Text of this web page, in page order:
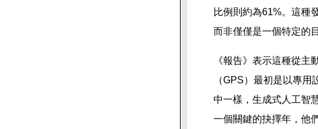
比例則約為61%。這種
而非僅僅是一個特定的
《報告》表示這種從
（GPS）最初是以專
中一樣，生成式人工智
一個關鍵的抉擇年，他